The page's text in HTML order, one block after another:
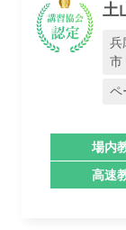
土
兵
市
ペ
場内
高速